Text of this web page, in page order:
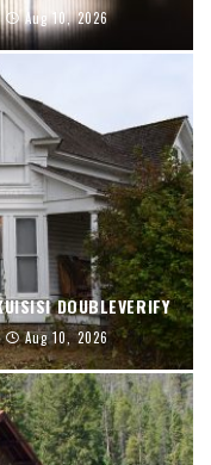
Aug 10, 2026
DOUBLEVERIFY
Aug 10, 2026